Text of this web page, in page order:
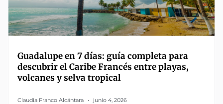
Guadalupe en 7 días: guía completa para
descubrir el Caribe Francés entre playas,
volcanes y selva tropical
Claudia Franco Alcántara junio 4, 2026